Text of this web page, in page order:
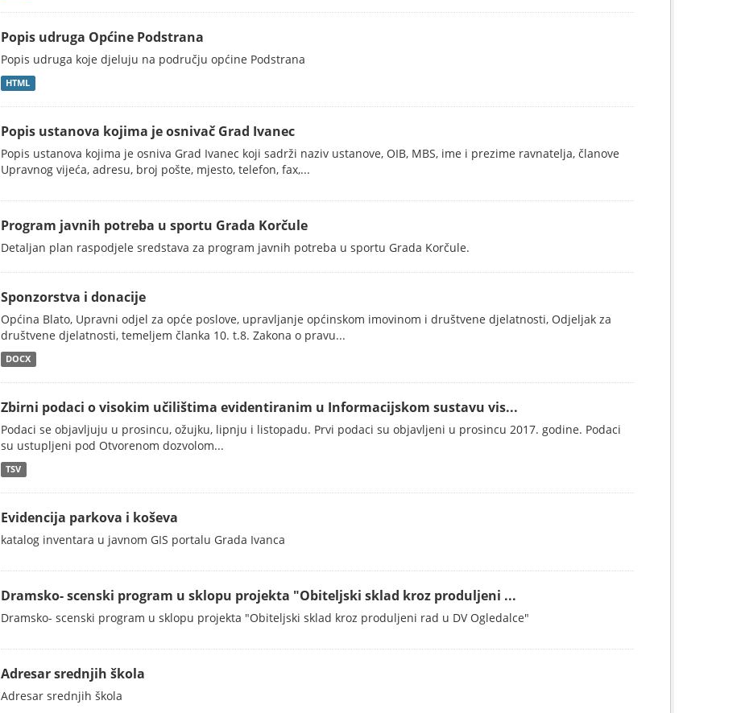
Popis udruga Općine Podstrana
Popis udruga koje djeluju na području općine Podstrana
HTML
Popis ustanova kojima je osnivač Grad Ivanec
Popis ustanova kojima je osniva Grad Ivanec koji sadrži naziv ustanove, OIB, MBS, ime i prezime ravnatelja, članove
Upravnog vijeća, adresu, broj pošte, mjesto, telefon, fax,...
Program javnih potreba u sportu Grada Korčule
Detaljan plan raspodjele sredstava za program javnih potreba u sportu Grada Korčule.
Sponzorstva i donacije
Općina Blato, Upravni odjel za opće poslove, upravljanje općinskom imovinom i društvene djelatnosti, Odjeljak za
društvene djelatnosti, temeljem članka 10. t.8. Zakona o pravu...
DOCX
Zbirni podaci o visokim učilištima evidentiranim u Informacijskom sustavu vis...
Podaci se objavljuju u prosincu, ožujku, lipnju i listopadu. Prvi podaci su objavljeni u prosincu 2017. godine. Podaci
su ustupljeni pod Otvorenom dozvolom...
TSV
Evidencija parkova i koševa
katalog inventara u javnom GIS portalu Grada Ivanca
Dramsko- scenski program u sklopu projekta "Obiteljski sklad kroz produljeni ...
Dramsko- scenski program u sklopu projekta "Obiteljski sklad kroz produljeni rad u DV Ogledalce"
Adresar srednjih škola
Adresar srednjih škola